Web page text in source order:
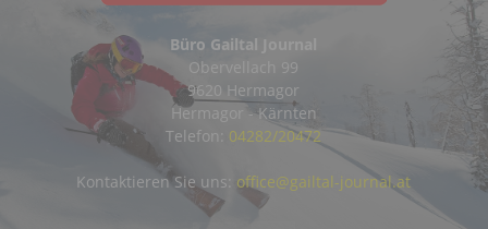
Büro Gailtal Journal
Obervellach 99
9620 Hermagor
Hermagor - Kärnten
Telefon: 04282/20472
Kontaktieren Sie uns: office@gailtal-journal.at